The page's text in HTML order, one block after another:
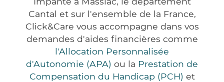
Cantal et sur l'ensemble de la France,
Click&Care vous accompagne dans vos
demandes d'aides financières comme
l'Allocation Personnalisée
d'Autonomie (APA) ou la Prestation de
Compensation du Handicap (PCH) et